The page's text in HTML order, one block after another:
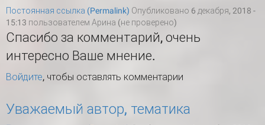
Постоянная ссылка (Permalink) Опубликовано 6 декабря, 2018 -
15:13 пользователем Арина (не проверено)
Спасибо за комментарий, очень
интересно Ваше мнение.
Войдите, чтобы оставлять комментарии
Уважаемый автор, тематика